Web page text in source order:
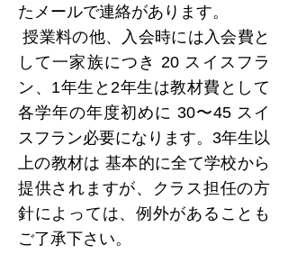
たメールで連絡があります。
授業料の他、入会時には入会費と
して一家族につき 20 スイスフラ
ン、1年生と2年生は教材費として
各学年の年度初めに 30〜45 スイ
スフラン必要になります。3年生以
上の教材は 基本的に全て学校から
提供されますが、クラス担任の方
針によっては、例外があることも
ご了承下さい。